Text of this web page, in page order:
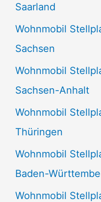
Saarland
Wohnmobil
Sachsen
Wohnmobil
Sachsen-Anhalt
Wohnmobil
Thüringen
Wohnmobil
Baden-
Wohnmobil